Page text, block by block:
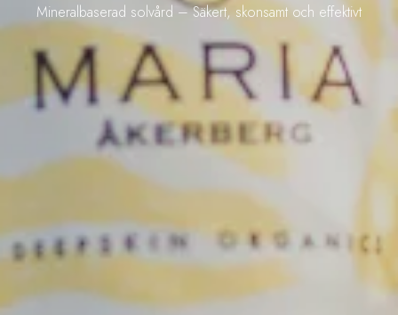
Mineralbaserad solvård – Säkert, skonsamt och effektivt